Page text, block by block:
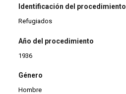
Identificación del procedimiento
Refugiados
Año del procedimiento
1936
Género
Hombre